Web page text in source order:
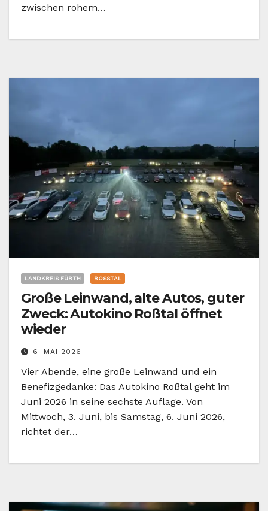
zwischen rohem…
LANDKREIS FÜRTH ROSSTAL
Große Leinwand, alte Autos, guter
Zweck: Autokino Roßtal öffnet
wieder
6. MAI 2026
Vier Abende, eine große Leinwand und ein
Benefizgedanke: Das Autokino Roßtal geht im
Juni 2026 in seine sechste Auflage. Von
Mittwoch, 3. Juni, bis Samstag, 6. Juni 2026,
richtet der…